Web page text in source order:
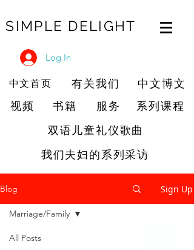
SIMPLE DELIGHT
Log In
中文首页 有关我们
中文博文
视频
书籍 服务
系列课程
双语儿童礼仪歌曲
我们夫妇的系列采访
Blog Sign Up
All Posts
Marriage/Family